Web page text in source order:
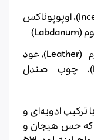
بخور (Incense)، اوپوپوناکس
دود (Smoke)، چرم (Leather)، عود
(Agarwood)، پچولی (Patchouli)، چوب صندل
ترکیب ادویه‌ای و
که حس هیجان و